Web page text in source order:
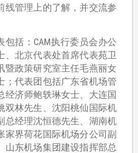
线管理上的了解，并交流参
包括：CAM执行委员会办公
、北京代表处首席代表苑卫
暨政策研究室主任毛燕丽女
；代表团包括广东省机场管
经济师鲍轶琳女士、大连国
双林先生、沈阳桃仙国际机
总经理沈恒德先生、湖南机
家界荷花国际机场分公司副
山东机场集团建设指挥部总